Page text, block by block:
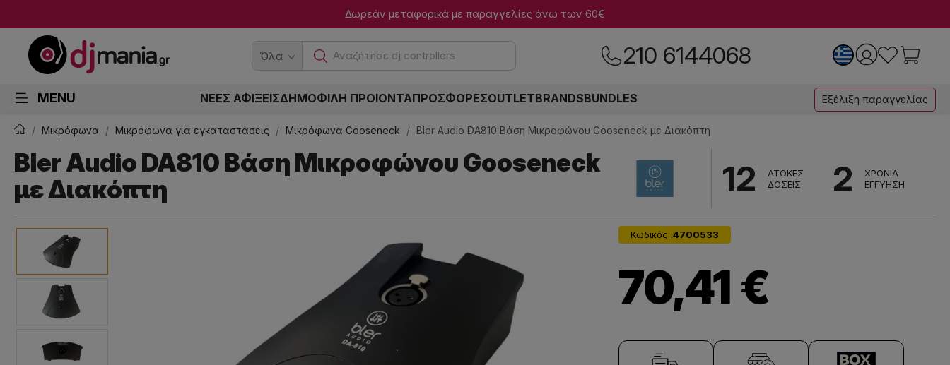
Δωρεάν μεταφορικά με παραγγελίες άνω των 60€
Όλα Αναζ 210 6144068
MENU ΝΕΕΣ ΑΦΙΞΕΙΣΔΗΜΟΦΙΛΗ ΠΡΟΙΟΝΤΑΠΡΟΣΦΟΡΕΣOUTLETBRANDSBUNDLES Εξέλιξη παραγγελίας
Μικρόφωνα Μικρόφωνα για εγκαταστάσεις Μικρόφωνα Gooseneck Bler Audio DA810 Βάση Μικροφώνου Gooseneck με Διακόπτη
Bler Audio DA810 Βάση Μικροφώνου Gooseneck
με Διακόπτη
12
ΑΤΟΚΕΣ
ΔΟΣΕΙΣ
2
ΧΡΟΝΙΑ
ΕΓΓΥΗΣΗ
Κωδικός :4700533
70,41 €